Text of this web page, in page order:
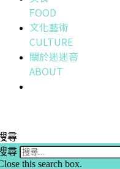
FOOD
文化藝術
CULTURE
關於迷迷音
ABOUT
尋
尋
this search box.